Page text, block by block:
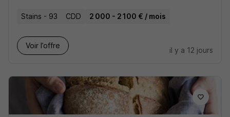
Stains - 93 CDD 2 000 - 2 100 € / mois
Voir l’offre
il y a 12 jours